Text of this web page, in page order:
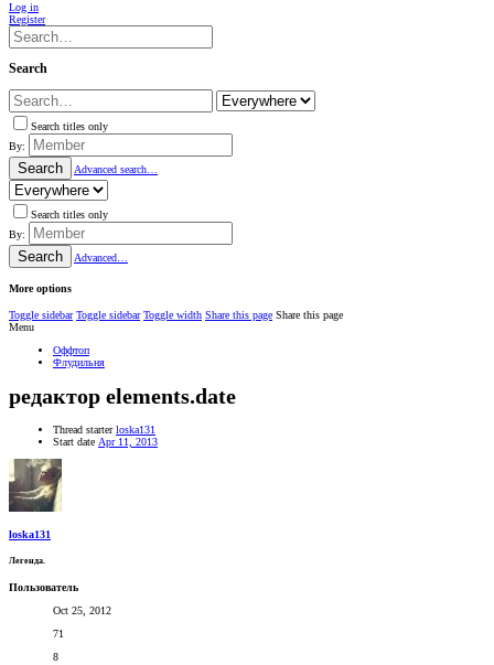
Log in
Register
Search
Search titles only
By:
Search Advanced search…
Search titles only
By:
Search Advanced…
More options
Toggle sidebar Toggle sidebar Toggle width Share this page Share this page
Menu
Оффтоп
Флудильня
редактор elements.date
Thread starter loska131
Start date Apr 11, 2013
loska131
Легенда.
Пользователь
Oct 25, 2012
71
8